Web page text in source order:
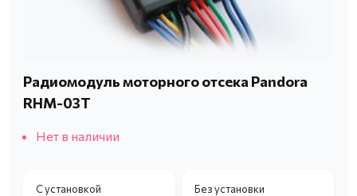
Радиомодуль моторного отсека Pandora
RHM-03T
Нет в наличии
С установкой Без установки